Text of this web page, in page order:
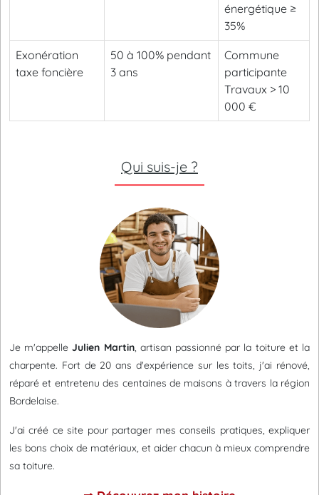
énergétique ≥
35%
Exonération
taxe foncière
50 à 100% pendant
3 ans
Commune
participante
Travaux > 10
000 €
Qui suis-je ?
Je m'appelleJulien Martin, artisan passionné par la toiture et la
charpente. Fort de 20 ans d'expérience sur les toits, j'ai rénové,
réparé et entretenu des centaines de maisons à travers la région
Bordelaise.
J'ai créé ce site pour partager mes conseils pratiques, expliquer
les bons choix de matériaux, et aider chacun à mieux comprendre
sa toiture.